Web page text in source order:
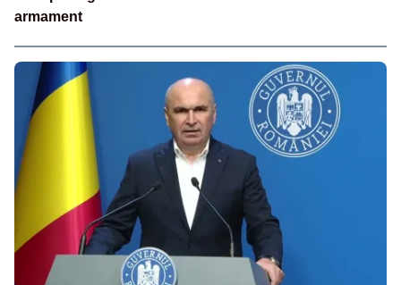
armament